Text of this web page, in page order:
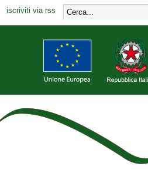
iscriviti via rss